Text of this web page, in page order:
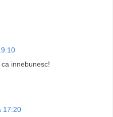
innebunesc!
17:20